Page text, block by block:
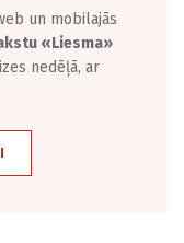
un mobilajās
«Liesma»
nedēļā, ar